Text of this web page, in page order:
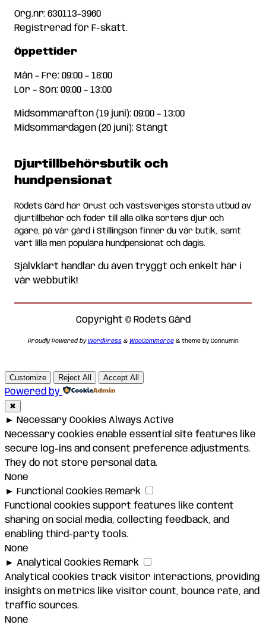
Org.nr: 630113-3960
Registrerad för F-skatt.
Öppettider
Mån – Fre: 09:00 – 18:00
Lör – Sön: 09:00 – 13:00
Midsommarafton (19 juni): 09:00 – 13:00
Midsommardagen (20 juni): Stängt
Djurtillbehörsbutik och
hundpensionat
Rödets Gård har Orust och västsveriges största utbud av
djurtillbehör och foder till alla olika sorters djur och
ägare, på vår gård i Stillingsön finner du vår butik, samt
vårt lilla men populära hundpensionat och dagis.
Självklart handlar du även tryggt och enkelt här i
vår webbutik!
Copyright © Rödets Gård
Proudly Powered by WordPress& WooCommerce& theme by Connumin
Customize Reject All Accept All
Powered by
✖
► Necessary Cookies Always Active
Necessary cookies enable essential site features like
secure log-ins and consent preference adjustments.
They do not store personal data.
None
► Functional Cookies Remark
Functional cookies support features like content
sharing on social media, collecting feedback, and
enabling third-party tools.
None
► Analytical Cookies Remark
Analytical cookies track visitor interactions, providing
insights on metrics like visitor count, bounce rate, and
traffic sources.
None